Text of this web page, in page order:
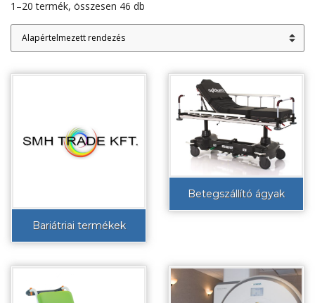
1–20 termék, összesen 46 db
Bariátriai termékek
Betegszállító ágyak